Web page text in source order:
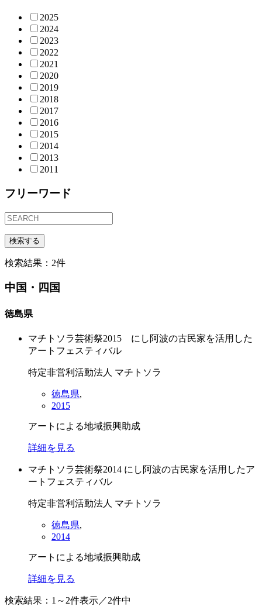
2025
2024
2023
2022
2021
2020
2019
2018
2017
2016
2015
2014
2013
2011
フリーワード
検索する
検索結果：2件
中国・四国
徳島県
マチトソラ芸術祭2015 にし阿波の古民家を活用した
アートフェスティバル
特定非営利活動法人 マチトソラ
徳島県,
2015
アートによる地域振興助成
詳細を見る
マチトソラ芸術祭2014 にし阿波の古民家を活用したア
ートフェスティバル
特定非営利活動法人 マチトソラ
徳島県,
2014
アートによる地域振興助成
詳細を見る
検索結果：1～2件表示／2件中